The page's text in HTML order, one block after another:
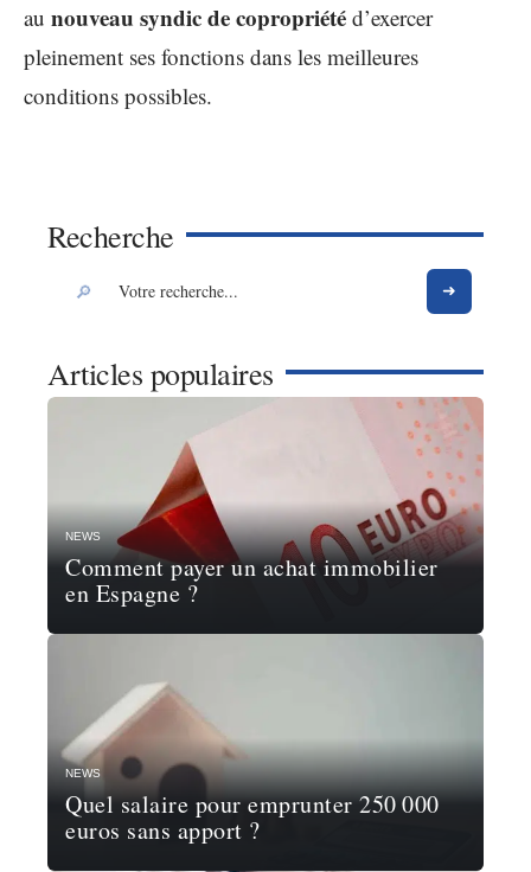
au nouveau syndic de copropriété d’exercer
pleinement ses fonctions dans les meilleures
conditions possibles.
Recherche
Articles populaires
NEWS
Comment payer un achat immobilier
en Espagne ?
NEWS
Quel salaire pour emprunter 250 000
euros sans apport ?